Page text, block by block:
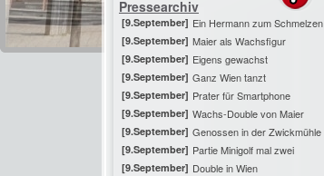
Pressearchiv
[9.September] Ein Hermann zum Schmelzen
[9.September] Maier als Wachsfigur
[9.September] Eigens gewachst
[9.September] Ganz Wien tanzt
[9.September] Prater für Smartphone
[9.September] Wachs-Double von Maier
[9.September] Genossen in der Zwickmühle
[9.September] Partie Minigolf mal zwei
[9.September] Double in Wien